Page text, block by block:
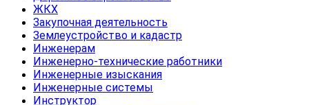
ЖКХ
Закупочная деятельность
Землеустройство и кадастр
Инженерам
Инженерно-технические работники
Инженерные изыскания
Инженерные системы
Инструктор